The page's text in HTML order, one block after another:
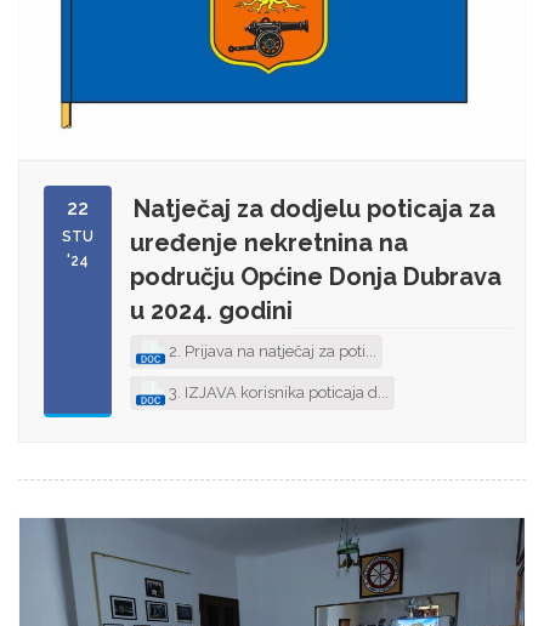
22
STU
'24
Natječaj za dodjelu poticaja za
uređenje nekretnina na
području Općine Donja Dubrava
u 2024. godini
2. Prijava na natječaj za poti...
3. IZJAVA korisnika poticaja d...